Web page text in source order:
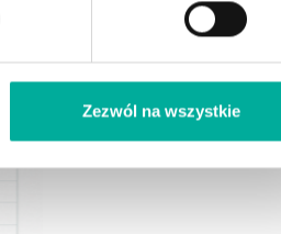
Zezwól na wszystkie